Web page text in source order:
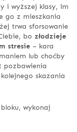
i wyższej klasy, im
go z mieszkania
trwa sforsowanie
bo złodzieje
stresie – kara
lub choćby
pozbawienia
skazania
wykonaj